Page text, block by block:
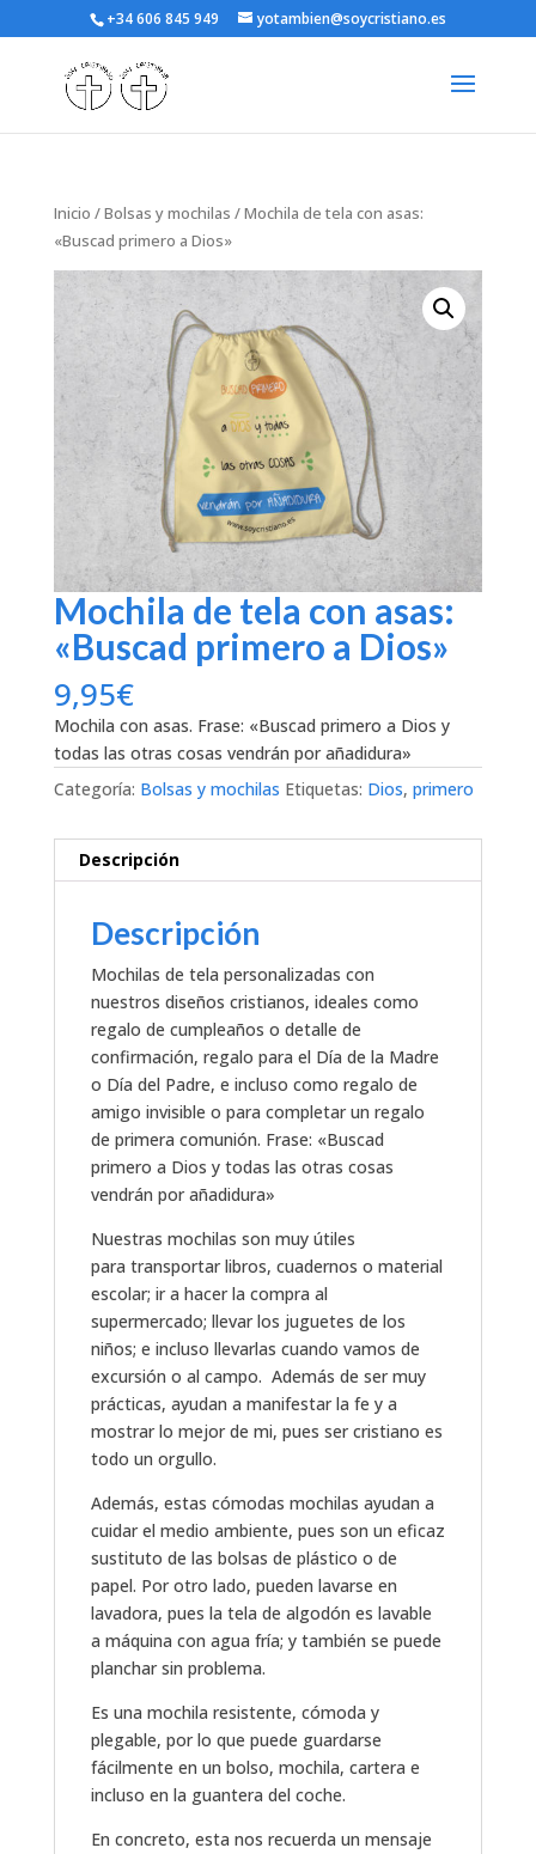
+34 606 845 949 yotambien@soycristiano.es
Inicio /Bolsas y mochilas / Mochila de tela con asas:
«Buscad primero a Dios»
Mochila de tela con asas:
«Buscad primero a Dios»
9,95€
Mochila con asas. Frase: «Buscad primero a Dios y
todas las otras cosas vendrán por añadidura»
Categoría: Bolsas y mochilas Etiquetas: Dios, primero
Descripción
Descripción
Mochilas de tela personalizadas con
nuestros diseños cristianos, ideales como
regalo de cumpleaños o detalle de
confirmación, regalo para el Día de la Madre
o Día del Padre, e incluso como regalo de
amigo invisible o para completar un regalo
de primera comunión. Frase: «Buscad
primero a Dios y todas las otras cosas
vendrán por añadidura»
Nuestras mochilas son muy útiles
para transportar libros, cuadernos o material
escolar; ir a hacer la compra al
supermercado; llevar los juguetes de los
niños; e incluso llevarlas cuando vamos de
excursión o al campo. Además de ser muy
prácticas, ayudan a manifestar la fe y a
mostrar lo mejor de mi, pues ser cristiano es
todo un orgullo.
Además, estas cómodas mochilas ayudan a
cuidar el medio ambiente, pues son un eficaz
sustituto de las bolsas de plástico o de
papel. Por otro lado, pueden lavarse en
lavadora, pues la tela de algodón es lavable
a máquina con agua fría; y también se puede
planchar sin problema.
Es una mochila resistente, cómoda y
plegable, por lo que puede guardarse
fácilmente en un bolso, mochila, cartera e
incluso en la guantera del coche.
En concreto, esta nos recuerda un mensaje